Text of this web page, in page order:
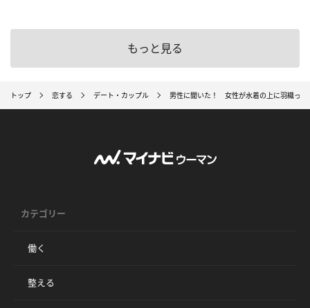
もっと見る
トップ 恋する デート・カップル 男性に聞いた！ 女性が水着の上に羽織っ
カテゴリー
働く
整える